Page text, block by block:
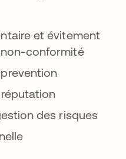
et évitement
conformité
des risques